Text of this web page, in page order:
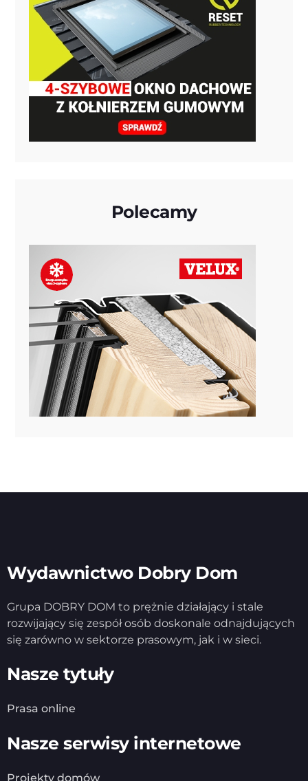
Polecamy
Wydawnictwo Dobry Dom
Grupa DOBRY DOM to prężnie działający i stale
rozwijający się zespół osób doskonale odnajdujących
się zarówno w sektorze prasowym, jak i w sieci.
Nasze tytuły
Prasa online
Nasze serwisy internetowe
Projekty domów